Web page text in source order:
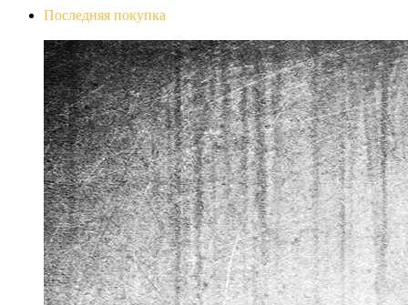
Последняя покупка